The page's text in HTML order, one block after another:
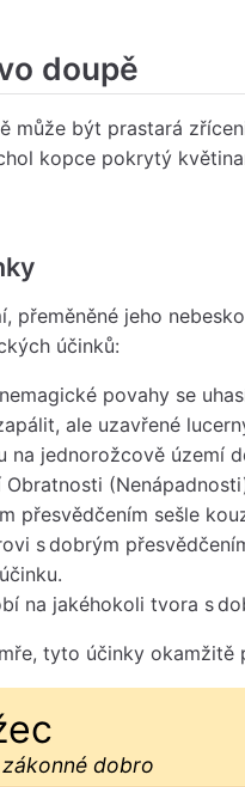
doupě
může být prastará
kopce pokrytý
přeměněné jeho
účinků:
povahy se
ale uzavřené
na jednorožcově území
Obratnosti
přesvědčením sešle
s dobrým
na jakéhokoli tvora s
tyto účinky okamžitě
dobro